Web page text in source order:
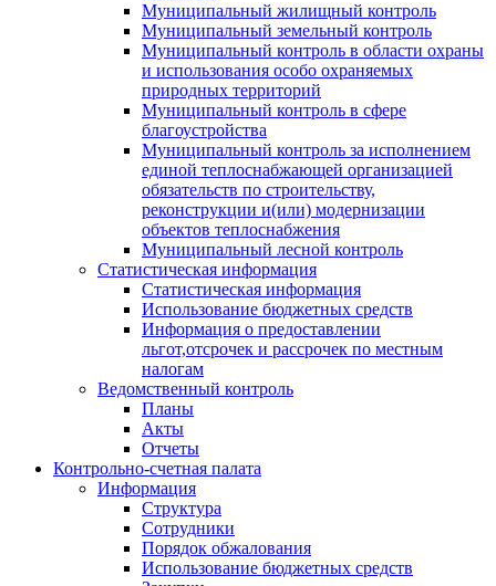
Муниципальный жилищный контроль
Муниципальный земельный контроль
Муниципальный контроль в области охраны
и использования особо охраняемых
природных территорий
Муниципальный контроль в сфере
благоустройства
Муниципальный контроль за исполнением
единой теплоснабжающей организацией
обязательств по строительству,
реконструкции и(или) модернизации
объектов теплоснабжения
Муниципальный лесной контроль
Статистическая информация
Статистическая информация
Использование бюджетных средств
Информация о предоставлении
льгот,отсрочек и рассрочек по местным
налогам
Ведомственный контроль
Планы
Акты
Отчеты
Контрольно-счетная палата
Информация
Структура
Сотрудники
Порядок обжалования
Использование бюджетных средств